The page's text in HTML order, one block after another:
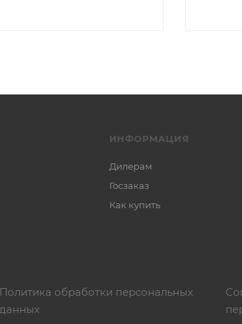
ИНФОРМАЦИЯ
Дилерам
Госзаказ
Как купить
Политика обработки персональных
данных